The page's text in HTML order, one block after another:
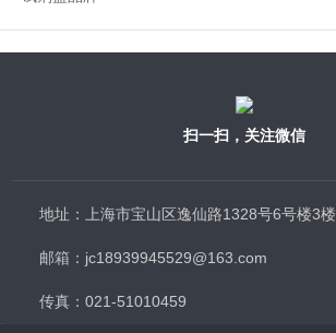
扫一扫，关注微信
地址：上海市宝山区逸仙路1328号6号楼3楼
邮箱：jc18939945529@163.com
传真：021-51010459